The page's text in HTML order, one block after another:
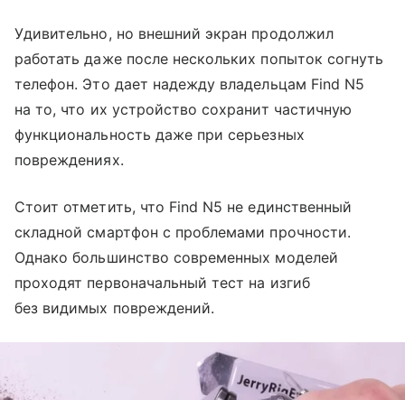
Удивительно, но внешний экран продолжил
работать даже после нескольких попыток согнуть
телефон. Это дает надежду владельцам Find N5
на то, что их устройство сохранит частичную
функциональность даже при серьезных
повреждениях.
Стоит отметить, что Find N5 не единственный
складной смартфон с проблемами прочности.
Однако большинство современных моделей
проходят первоначальный тест на изгиб
без видимых повреждений.